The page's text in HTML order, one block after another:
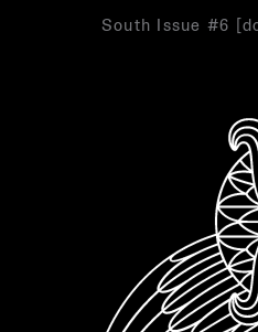
South Issue #6